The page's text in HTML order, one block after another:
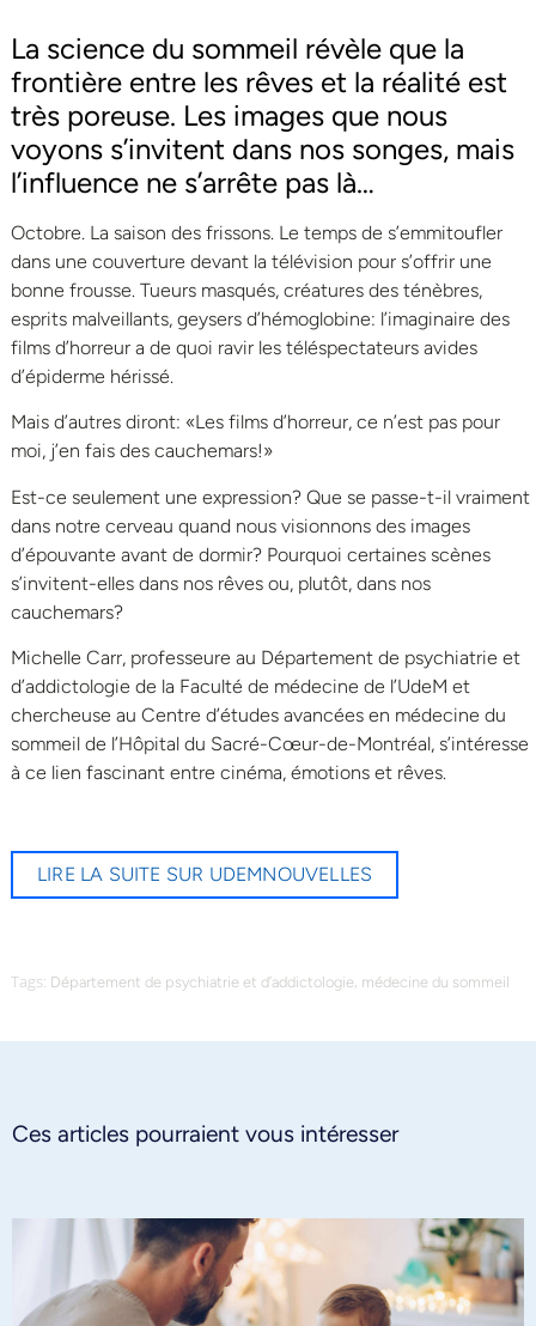
La science du sommeil révèle que la
frontière entre les rêves et la réalité est
très poreuse. Les images que nous
voyons s’invitent dans nos songes, mais
l’influence ne s’arrête pas là…
Octobre. La saison des frissons. Le temps de s’emmitoufler
dans une couverture devant la télévision pour s’offrir une
bonne frousse. Tueurs masqués, créatures des ténèbres,
esprits malveillants, geysers d’hémoglobine: l’imaginaire des
films d’horreur a de quoi ravir les téléspectateurs avides
d’épiderme hérissé.
Mais d’autres diront: «Les films d’horreur, ce n’est pas pour
moi, j’en fais des cauchemars!»
Est-ce seulement une expression? Que se passe-t-il vraiment
dans notre cerveau quand nous visionnons des images
d’épouvante avant de dormir? Pourquoi certaines scènes
s’invitent-elles dans nos rêves ou, plutôt, dans nos
cauchemars?
Michelle Carr, professeure au Département de psychiatrie et
d’addictologie de la Faculté de médecine de l’UdeM et
chercheuse au Centre d’études avancées en médecine du
sommeil de l’Hôpital du Sacré-Cœur-de-Montréal, s’intéresse
à ce lien fascinant entre cinéma, émotions et rêves.
LIRE LA SUITE SUR UDEMNOUVELLES
Tags: Département de psychiatrie et d’addictologie, médecine du sommeil
Ces articles pourraient vous intéresser